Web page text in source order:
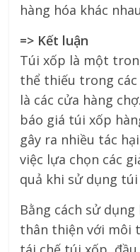
hàng hóa khác
=> Kết luận
Túi xốp là một
thể thiếu trong
là các cửa hàng
báo giá túi xốp
gây ra nhiều tác
việc lựa chọn các
quả khi sử dụng
Bằng cách sử
thân thiện với môi